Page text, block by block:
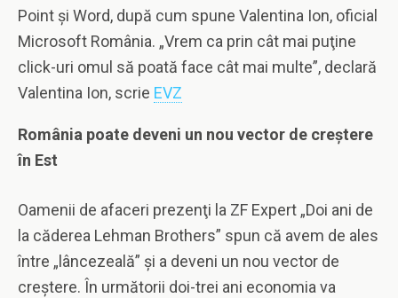
Point şi Word, după cum spune Valentina Ion, oficial
Microsoft România. „Vrem ca prin cât mai puţine
click-uri omul să poată face cât mai multe”, declară
Valentina Ion, scrie EVZ
România poate deveni un nou vector de creştere
în Est
Oamenii de afaceri prezenţi la ZF Expert „Doi ani de
la căderea Lehman Brothers” spun că avem de ales
între „lâncezeală” şi a deveni un nou vector de
creştere. În următorii doi-trei ani economia va